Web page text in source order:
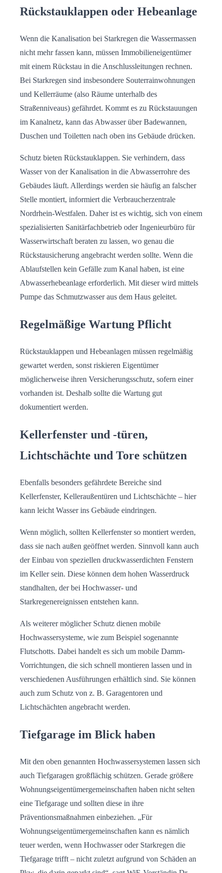
Rückstauklappen oder Hebeanlage
Wenn die Kanalisation bei Starkregen die Wassermassen
nicht mehr fassen kann, müssen Immobilieneigentümer
mit einem Rückstau in die Anschlussleitungen rechnen.
Bei Starkregen sind insbesondere Souterrainwohnungen
und Kellerräume (also Räume unterhalb des
Straßenniveaus) gefährdet. Kommt es zu Rückstauungen
im Kanalnetz, kann das Abwasser über Badewannen,
Duschen und Toiletten nach oben ins Gebäude drücken.
Schutz bieten Rückstauklappen. Sie verhindern, dass
Wasser von der Kanalisation in die Abwasserrohre des
Gebäudes läuft. Allerdings werden sie häufig an falscher
Stelle montiert, informiert die Verbraucherzentrale
Nordrhein-Westfalen. Daher ist es wichtig, sich von einem
spezialisierten Sanitärfachbetrieb oder Ingenieurbüro für
Wasserwirtschaft beraten zu lassen, wo genau die
Rückstausicherung angebracht werden sollte. Wenn die
Ablaufstellen kein Gefälle zum Kanal haben, ist eine
Abwasserhebeanlage erforderlich. Mit dieser wird mittels
Pumpe das Schmutzwasser aus dem Haus geleitet.
Regelmäßige Wartung Pflicht
Rückstauklappen und Hebeanlagen müssen regelmäßig
gewartet werden, sonst riskieren Eigentümer
möglicherweise ihren Versicherungsschutz, sofern einer
vorhanden ist. Deshalb sollte die Wartung gut
dokumentiert werden.
Kellerfenster und -türen,
Lichtschächte und Tore schützen
Ebenfalls besonders gefährdete Bereiche sind
Kellerfenster, Kelleraußentüren und Lichtschächte – hier
kann leicht Wasser ins Gebäude eindringen.
Wenn möglich, sollten Kellerfenster so montiert werden,
dass sie nach außen geöffnet werden. Sinnvoll kann auch
der Einbau von speziellen druckwasserdichten Fenstern
im Keller sein. Diese können dem hohen Wasserdruck
standhalten, der bei Hochwasser- und
Starkregenereignissen entstehen kann.
Als weiterer möglicher Schutz dienen mobile
Hochwassersysteme, wie zum Beispiel sogenannte
Flutschotts. Dabei handelt es sich um mobile Damm-
Vorrichtungen, die sich schnell montieren lassen und in
verschiedenen Ausführungen erhältlich sind. Sie können
auch zum Schutz von z. B. Garagentoren und
Lichtschächten angebracht werden.
Tiefgarage im Blick haben
Mit den oben genannten Hochwassersystemen lassen sich
auch Tiefgaragen großflächig schützen. Gerade größere
Wohnungseigentümergemeinschaften haben nicht selten
eine Tiefgarage und sollten diese in ihre
Präventionsmaßnahmen einbeziehen. „Für
Wohnungseigentümergemeinschaften kann es nämlich
teuer werden, wenn Hochwasser oder Starkregen die
Tiefgarage trifft – nicht zuletzt aufgrund von Schäden an